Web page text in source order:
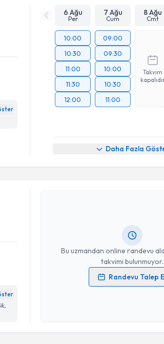
6 Ağu
Per
7 Ağu
Cum
8 Ağu
Cmt
10:00
10:30
11:00
11:30
12:00
09:00
09:30
10:00
10:30
11:00
Takvim
Daha Fazla
Bu uzmandan online randevu
takvimi bulunmuyor.
Randevu Talep
Kişisel verilerimin işlenmesine ilişkin